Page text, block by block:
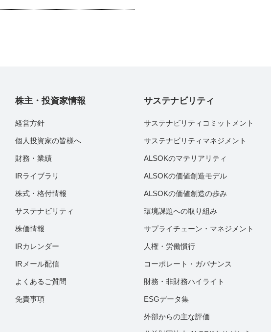
株主・投資家情報
経営方針
個人投資家の皆様へ
財務・業績
IRライブラリ
株式・格付情報
サステナビリティ
株価情報
IRカレンダー
IRメール配信
よくあるご質問
免責事項
サステナビリティ
サステナビリティコミットメント
サステナビリティマネジメント
ALSOKのマテリアリティ
ALSOKの価値創造モデル
ALSOKの価値創造の歩み
環境課題への取り組み
サプライチェーン・マネジメント
人権・労働慣行
コーポレート・ガバナンス
財務・非財務ハイライト
ESGデータ集
外部からの主な評価